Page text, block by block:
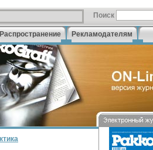
Поиск
Распространение Рекламодателям